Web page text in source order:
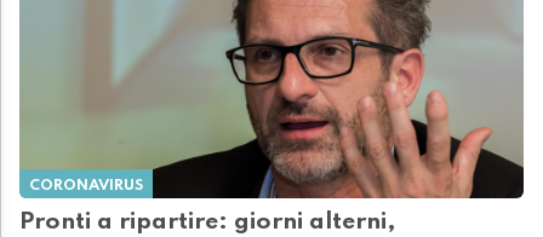
CORONAVIRUS
Pronti a ripartire: giorni alterni,